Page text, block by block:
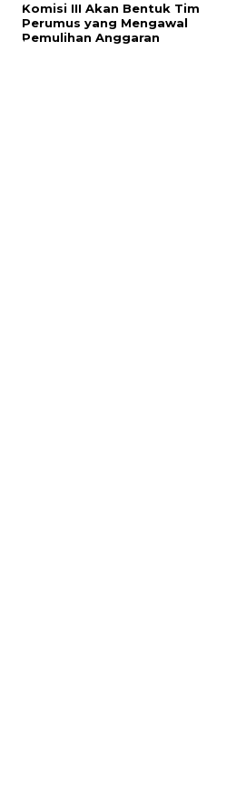
Komisi III Akan Bentuk Tim
Perumus yang Mengawal
Pemulihan Anggaran